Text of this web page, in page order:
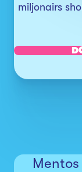
miljonairs